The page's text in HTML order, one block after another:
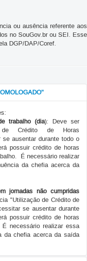
Afastamentos>Consultar/
Ausências, preencha os
ausências lançadas de
Ausência;
Ausência
Ausência;
do SIGRH ou de outros
servidor que realizou o
possível Visualizar
(
deverá selecionar noMenu
de Ponto
e escolhaPendente de
listadas todas as
não homologadas;
deseja homologar (caso
);
Ausências, clique
cada ocorrência pelos
a chefia deve seguir
e digitar o seu login e
ouNegada;
listadas todas as
ou negadas;
deseja desfazer a
em
ou ausência referente aos
no SouGov.br ou SEI. Esse
DGP/DAP/Coref.
trabalho (dia): Deve ser
de Crédito de Horas
se ausentar durante todo o
possuir crédito de horas
É necessário realizar
da chefia acerca da
jornadas não cumpridas
"Utilização de Crédito de
se ausentar durante
possuir crédito de horas
necessário realizar essa
da chefia acerca da saída